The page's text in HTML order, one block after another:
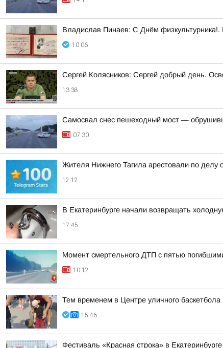
Владислав Пинаев: С Днём
10:06
Сергей Колясников: Сергей добрый день.
13:38
Самосвал снес пешеходный мост —
07:30
Жителя Нижнего Тагила арестовали по делу
12:12
В Екатеринбурге начали возвращать
17:45
Момент смертельного ДТП с пятью
10:12
Тем временем в Центре уличного
15:46
Фестиваль «Красная строка» в